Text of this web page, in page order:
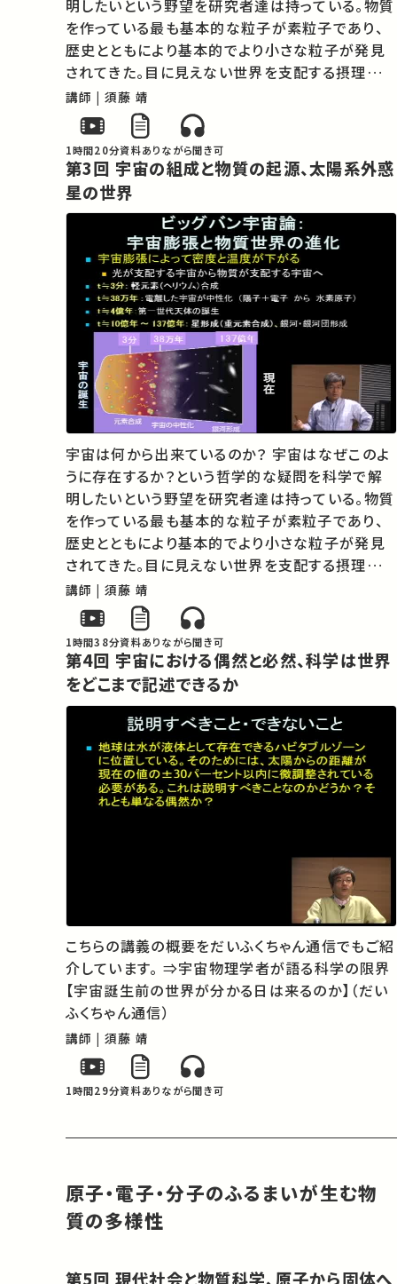
明したいという野望を研究者達は持っている。物質
を作っている最も基本的な粒子が素粒子であり、
歴史とともにより基本的でより小さな粒子が発見
されてきた。目に見えない世界を支配する摂理を解
明するのが自然科学の目的である。世界はどこま
で法則に支配され、また科学はどこまで世界を記
述できるのであろう。この問いに正解があると…
講師 | 須藤 靖
1時間20分資料ありながら聞き可
第3回 宇宙の組成と物質の起源、太陽系外惑
星の世界
宇宙は何から出来ているのか？ 宇宙はなぜこのよ
うに存在するか？という哲学的な疑問を科学で解
明したいという野望を研究者達は持っている。物質
を作っている最も基本的な粒子が素粒子であり、
歴史とともにより基本的でより小さな粒子が発見
されてきた。目に見えない世界を支配する摂理を解
明するのが自然科学の目的である。世界はどこま
で法則に支配され、また科学はどこまで世界を記
述できるのであろう。この問いに正解があると…
講師 | 須藤 靖
1時間38分資料ありながら聞き可
第4回 宇宙における偶然と必然、科学は世界
をどこまで記述できるか
こちらの講義の概要をだいふくちゃん通信でもご紹
介しています。 ⇒宇宙物理学者が語る科学の限界
【宇宙誕生前の世界が分かる日は来るのか】（だい
ふくちゃん通信）
講師 | 須藤 靖
1時間29分資料ありながら聞き可
原子・電子・分子のふるまいが生む物
質の多様性
第5回 現代社会と物質科学、原子から固体へ